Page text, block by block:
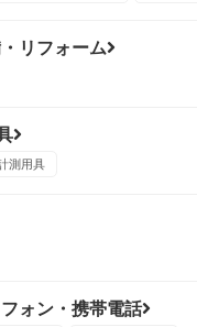
リフォーム
測用具
ォン・携帯電話